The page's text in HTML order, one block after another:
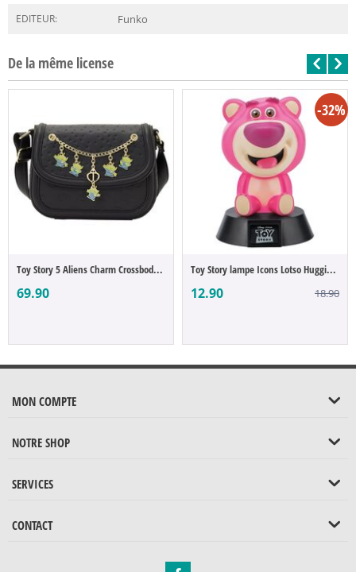
EDITEUR: Funko
De la même license
Toy Story 5 Aliens Charm Crossbody Bag
69.90
-32%
Toy Story lampe Icons Lotso Huggin Bear
12.90 18.90
MON COMPTE
NOTRE SHOP
SERVICES
CONTACT